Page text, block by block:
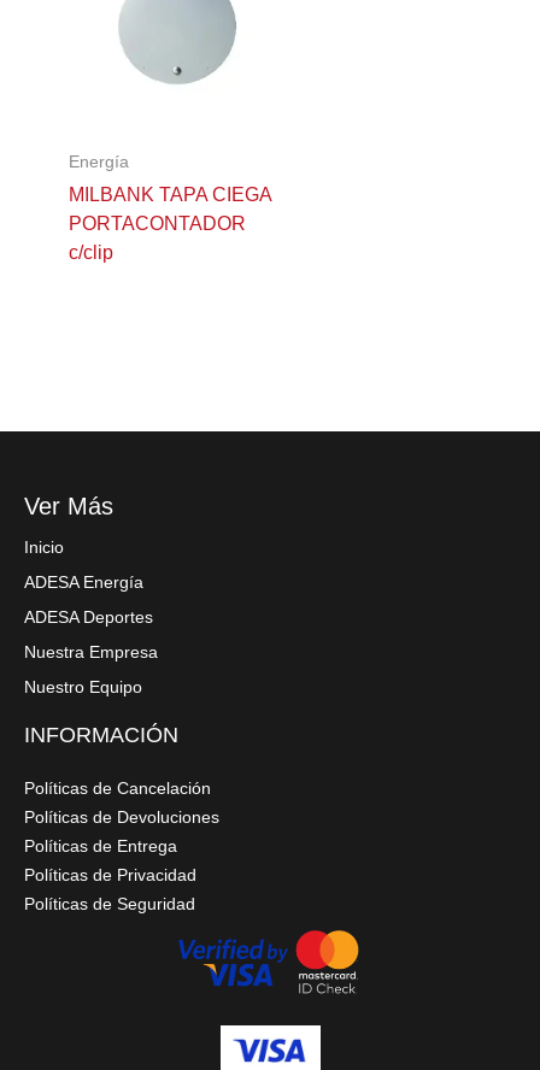
Energía
MILBANK TAPA CIEGA
PORTACONTADOR
c/clip
Ver Más
Inicio
ADESA Energía
ADESA Deportes
Nuestra Empresa
Nuestro Equipo
INFORMACIÓN
Políticas de Cancelación
Políticas de Devoluciones
Políticas de Entrega
Políticas de Privacidad
Políticas de Seguridad